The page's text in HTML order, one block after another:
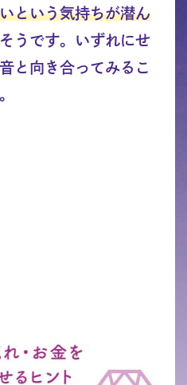
という気持ちが潜ん
うです。いずれにせ
と向き合ってみるこ